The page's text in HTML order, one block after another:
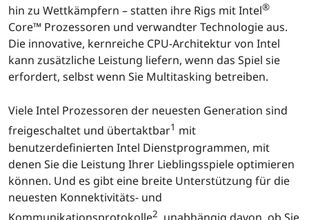
hin zu Wettkämpfern – statten ihre Rigs mit Intel®
Core™ Prozessoren und verwandter Technologie aus.
Die innovative, kernreiche CPU-Architektur von Intel
kann zusätzliche Leistung liefern, wenn das Spiel sie
erfordert, selbst wenn Sie Multitasking betreiben.
Viele Intel Prozessoren der neuesten Generation sind
freigeschaltet und übertaktbar1 mit
benutzerdefinierten Intel Dienstprogrammen, mit
denen Sie die Leistung Ihrer Lieblingsspiele optimieren
können. Und es gibt eine breite Unterstützung für die
neuesten Konnektivitäts- und
2